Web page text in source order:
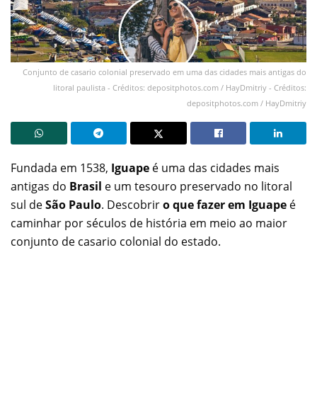
Conjunto de casario colonial preservado em uma das cidades mais antigas do
litoral paulista - Créditos: depositphotos.com / HayDmitriy - Créditos:
depositphotos.com / HayDmitriy
Fundada em 1538, Iguape é uma das cidades mais
antigas do Brasil e um tesouro preservado no litoral
sul deSão Paulo. Descobriro que fazer em Iguape é
caminhar por séculos de história em meio ao maior
conjunto de casario colonial do estado.